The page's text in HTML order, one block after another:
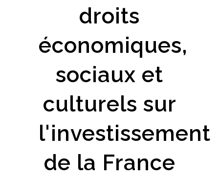
droits
économiques,
sociaux et
culturels sur
l'investissement
de la France